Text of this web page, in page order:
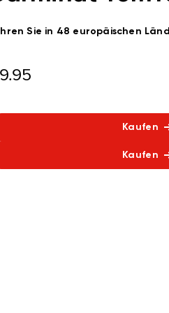
Sie in 48 europäischen
Kaufen
Kaufen